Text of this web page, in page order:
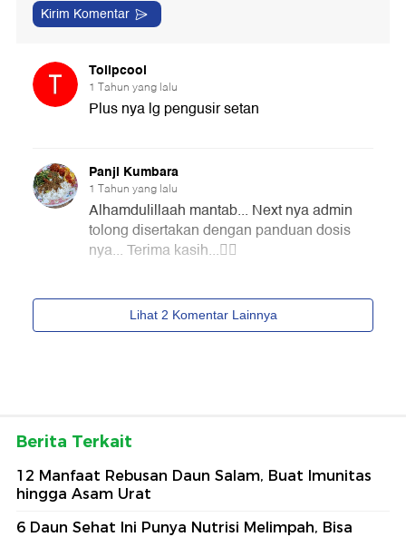
Berita Terkait
12 Manfaat Rebusan Daun Salam, Buat Imunitas
hingga Asam Urat
6 Daun Sehat Ini Punya Nutrisi Melimpah, Bisa